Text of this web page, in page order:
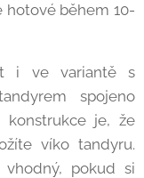
hotové během 10-
i ve variantě s
spojeno
konstrukce je, že
víko tandyru.
pokud si